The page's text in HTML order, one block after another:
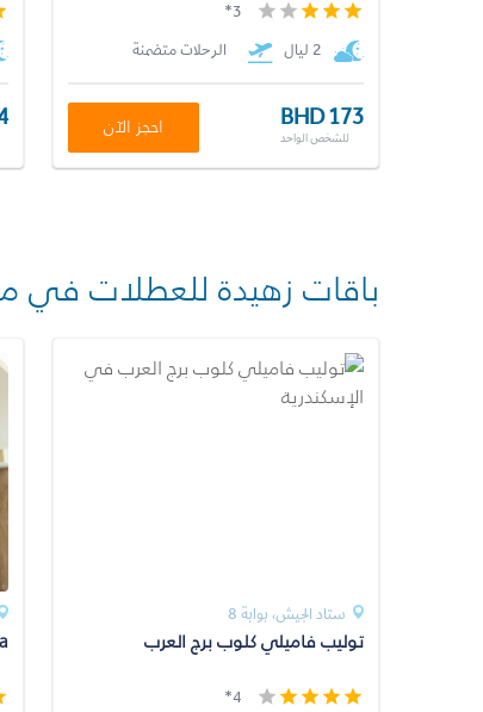
3*
2 ليال
الرحلات متضمنة
BHD 173
للشخص الواحد احجز الآن
باقات زهيدة للعطلات في
ستاد الجيش، بوابة 8
توليب فاميلي كلوب برج العرب
4*